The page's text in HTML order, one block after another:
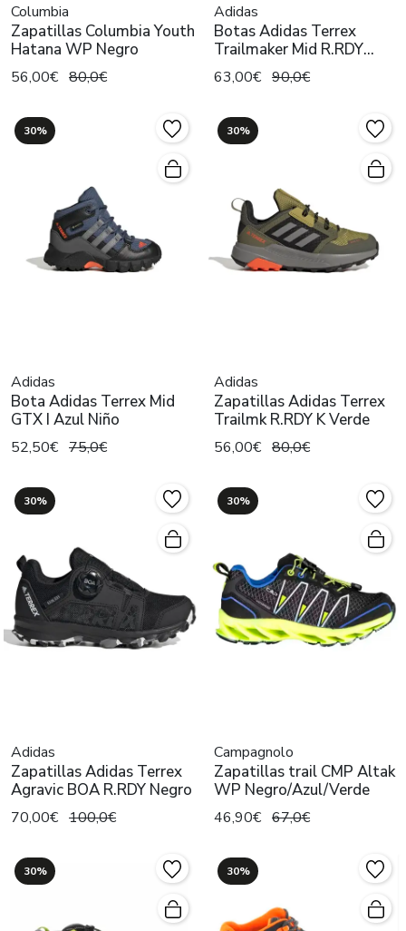
Columbia
Zapatillas Columbia Youth
Hatana WP Negro
56,00€ 80,0€
Adidas
Botas Adidas Terrex
Trailmaker Mid R.RDY
Verde
63,00€ 90,0€
30%
Adidas
Bota Adidas Terrex Mid
GTX I Azul Niño
52,50€ 75,0€
30%
Adidas
Zapatillas Adidas Terrex
Trailmk R.RDY K Verde
56,00€ 80,0€
30%
Adidas
Zapatillas Adidas Terrex
Agravic BOA R.RDY Negro
70,00€ 100,0€
30%
Campagnolo
Zapatillas trail CMP Altak
WP Negro/Azul/Verde
46,90€ 67,0€
30% 30%